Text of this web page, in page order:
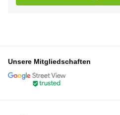
Unsere Mitgliedschaften